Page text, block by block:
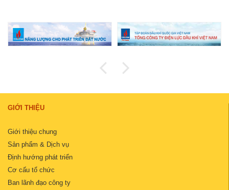
GIỚI THIỆU
Giới thiệu chung
Sản phẩm & Dịch vụ
Định hướng phát triển
Cơ cấu tổ chức
Ban lãnh đạo công ty